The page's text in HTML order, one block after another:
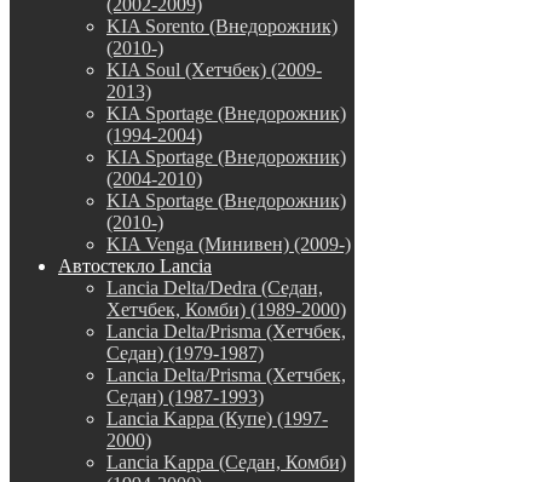
KIA Sorento (Внедорожник)
(2010-)
KIA Soul (Хетчбек) (2009-
2013)
KIA Sportage (Внедорожник)
(1994-2004)
KIA Sportage (Внедорожник)
(2004-2010)
KIA Sportage (Внедорожник)
(2010-)
KIA Venga (Минивен) (2009-)
Автостекло Lancia
Lancia Delta/Dedra (Седан,
Хетчбек, Комби) (1989-2000)
Lancia Delta/Prisma (Хетчбек,
Седан) (1979-1987)
Lancia Delta/Prisma (Хетчбек,
Седан) (1987-1993)
Lancia Kappa (Купе) (1997-
2000)
Lancia Kappa (Седан, Комби)